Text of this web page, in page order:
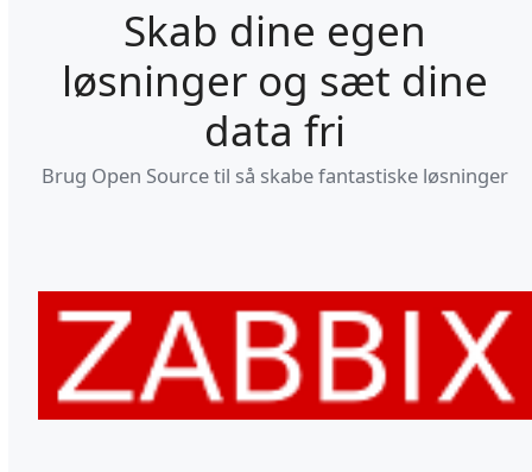
Skab dine egen
løsninger og sæt dine
data fri
Brug Open Source til så skabe fantastiske løsninger